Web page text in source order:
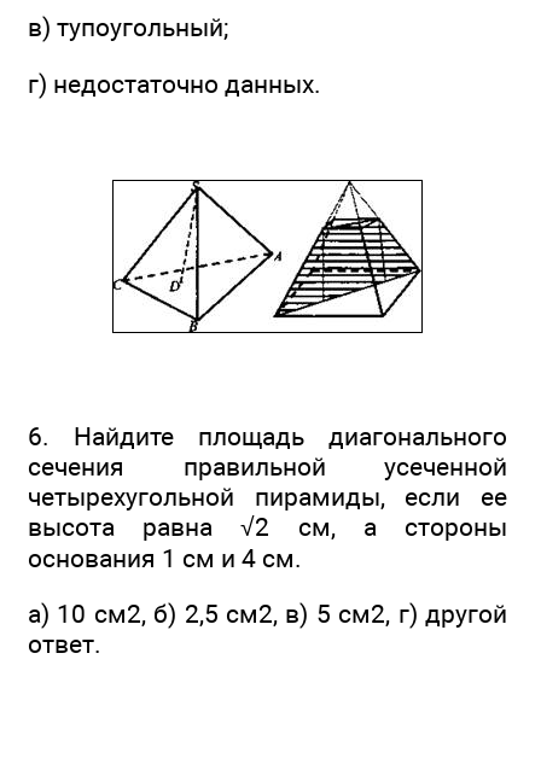
в) тупоугольный;
г) недостаточно данных.
6. Найдите площадь диагонального
сечения правильной усеченной
четырехугольной пирамиды, если ее
высота равна √2 см, а стороны
основания 1 см и 4 см.
а) 10 см2, б) 2,5 см2, в) 5 см2, г) другой
ответ.